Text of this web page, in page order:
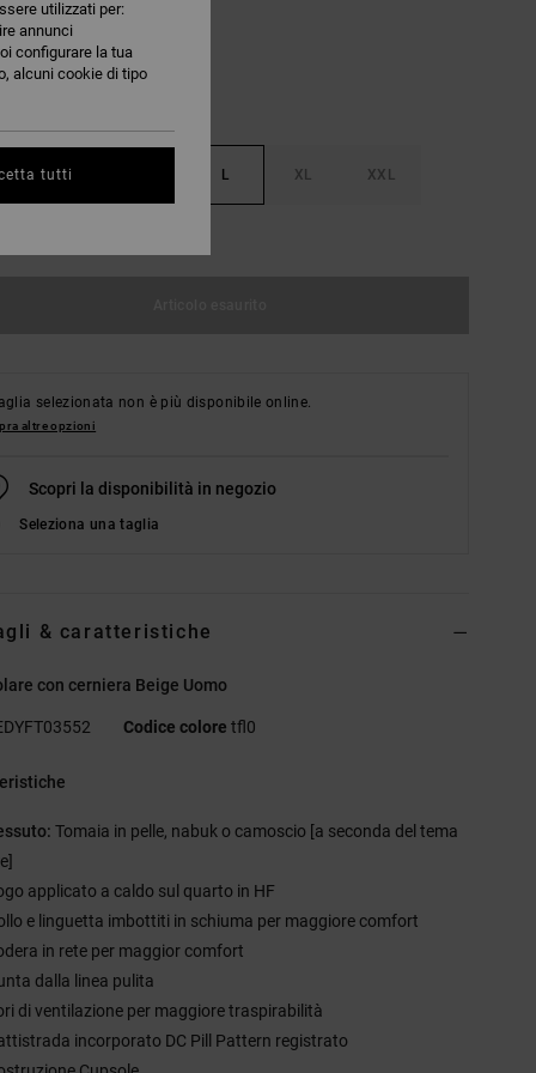
S L XL XXL
selezionata non è più disponibile online.
altre opzioni
Scopri la disponibilità in negozio
Seleziona una taglia
& caratteristiche
con cerniera Beige Uomo
Codice colore tfl0
Tomaia in pelle, nabuk o camoscio [a seconda del tema
applicato a caldo sul quarto in HF
e linguetta imbottiti in schiuma per maggiore comfort
in rete per maggior comfort
dalla linea pulita
di ventilazione per maggiore traspirabilità
incorporato DC Pill Pattern registrato
utilizzati per:
annunci
configurare la tua
alcuni cookie di tipo
tutti